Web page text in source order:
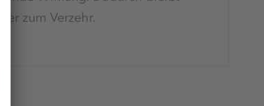
zum Verzehr.